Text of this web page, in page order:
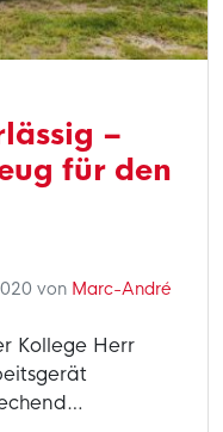
–
für den
von Marc-André
Kollege Herr